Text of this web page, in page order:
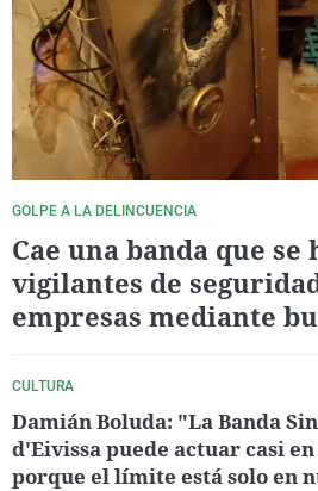
GOLPE A LA DELINCUENCIA
Cae una banda que
vigilantes de
empresas mediante
CULTURA
Damián Boluda: "La Banda
d'Eivissa puede actuar casi
porque el límite está solo en